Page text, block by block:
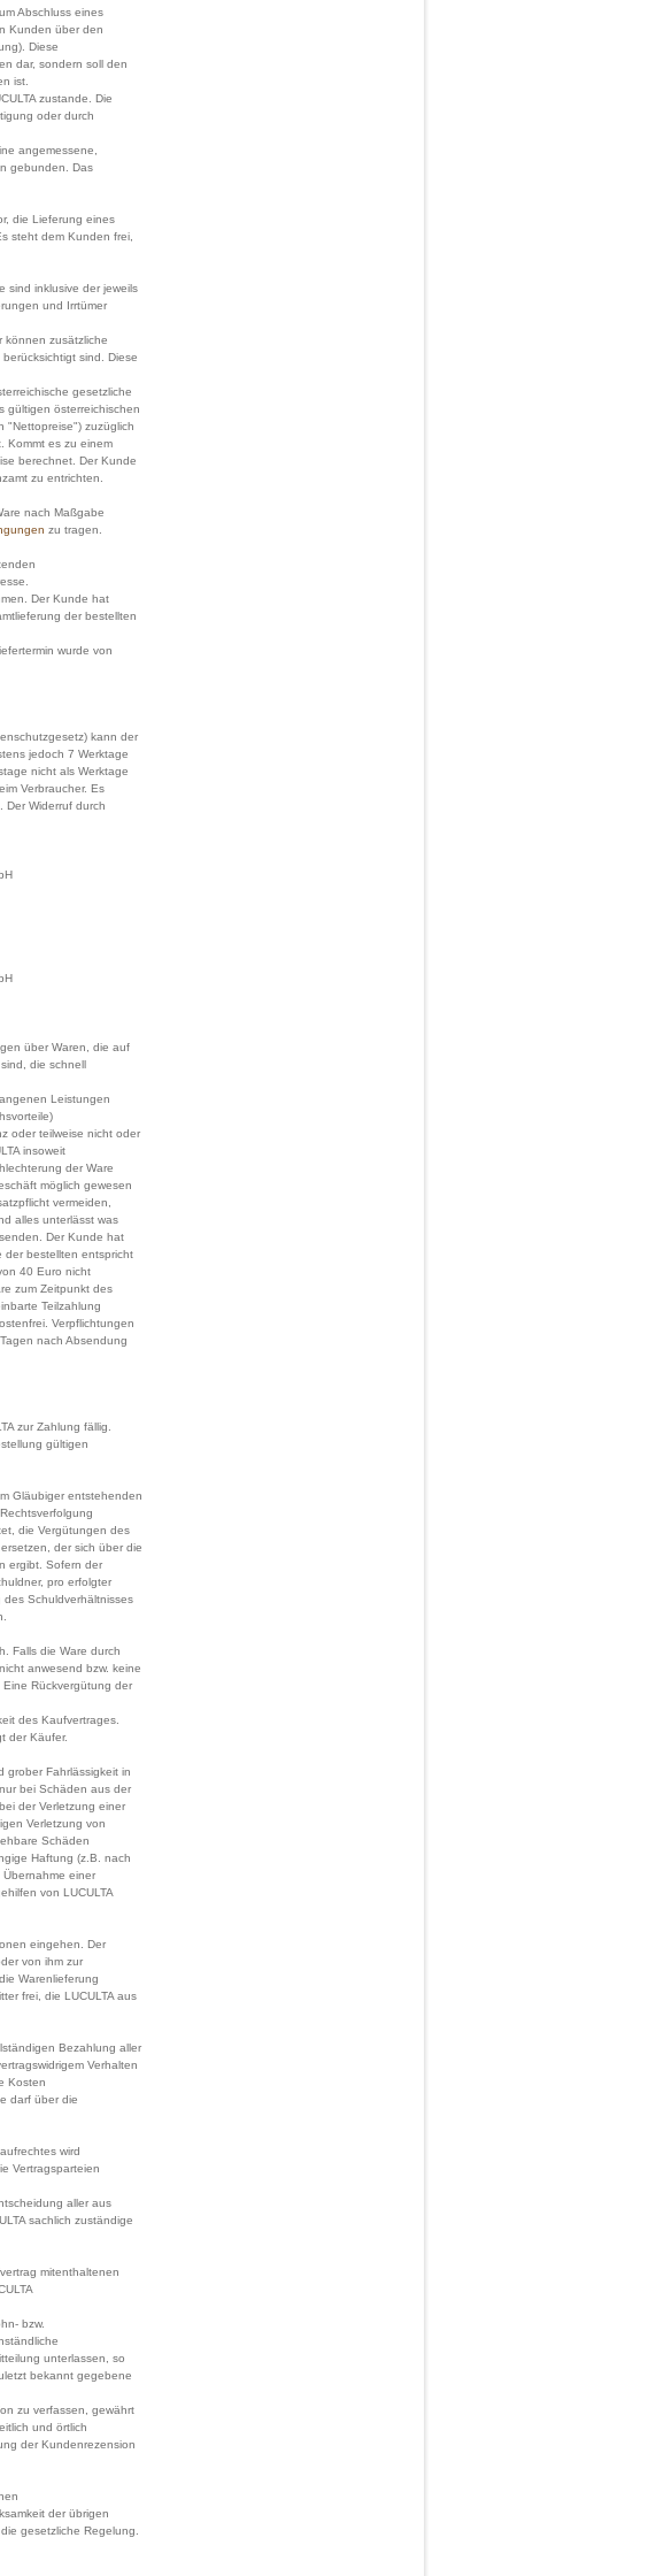
Abschluss eines
Kunden über den
Diese
dar, sondern soll den
ist.
zustande. Die
oder durch
angemessene,
gebunden. Das
die Lieferung eines
steht dem Kunden frei,
sind inklusive der jeweils
und Irrtümer
können zusätzliche
sind. Diese
gesetzliche
gültigen österreichischen
"Nettopreise") zuzüglich
Kommt es zu einem
berechnet. Der Kunde
zu entrichten.
nach Maßgabe
zu tragen.
Der Kunde hat
der bestellten
wurde von
kann der
jedoch 7 Werktage
nicht als Werktage
Verbraucher. Es
Der Widerruf durch
über Waren, die auf
die schnell
Leistungen
oder teilweise nicht oder
insoweit
der Ware
möglich gewesen
vermeiden,
alles unterlässt was
Der Kunde hat
der bestellten entspricht
40 Euro nicht
zum Zeitpunkt des
Teilzahlung
Verpflichtungen
nach Absendung
zur Zahlung fällig.
gültigen
Gläubiger entstehenden
die Vergütungen des
der sich über die
ergibt. Sofern der
pro erfolgter
Schuldverhältnisses
Falls die Ware durch
anwesend bzw. keine
Rückvergütung der
des Kaufvertrages.
der Käufer.
grober Fahrlässigkeit in
bei Schäden aus der
der Verletzung einer
Verletzung von
Schäden
Haftung (z.B. nach
einer
von LUCULTA
eingehen. Der
von ihm zur
Warenlieferung
frei, die LUCULTA aus
Bezahlung aller
Verhalten
Kosten
darf über die
wird
Vertragsparteien
aller aus
sachlich zuständige
mitenthaltenen
bzw.
unterlassen, so
bekannt gegebene
zu verfassen, gewährt
und örtlich
der Kundenrezension
der übrigen
gesetzliche Regelung.